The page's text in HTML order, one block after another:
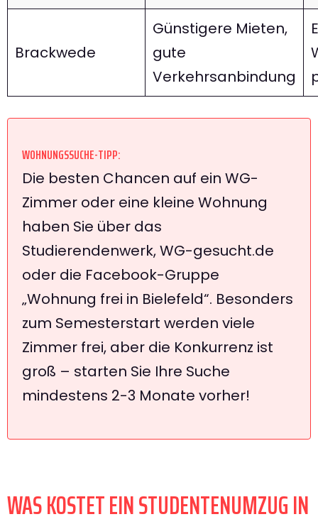
Brackwede
Günstigere Mieten,
gute
Verkehrsanbindung
WOHNUNGSSUCHE-TIPP:
Die besten Chancen auf ein WG-
Zimmer oder eine kleine Wohnung
haben Sie über das
Studierendenwerk, WG-gesucht.de
oder die Facebook-Gruppe
„Wohnung frei in Bielefeld“. Besonders
zum Semesterstart werden viele
Zimmer frei, aber die Konkurrenz ist
groß – starten Sie Ihre Suche
mindestens 2-3 Monate vorher!
WAS KOSTET EIN STUDENTENUMZUG IN